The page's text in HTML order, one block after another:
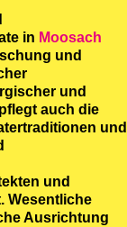
in Moosach
und
und
auch die
und
und
Wesentliche
Ausrichtung